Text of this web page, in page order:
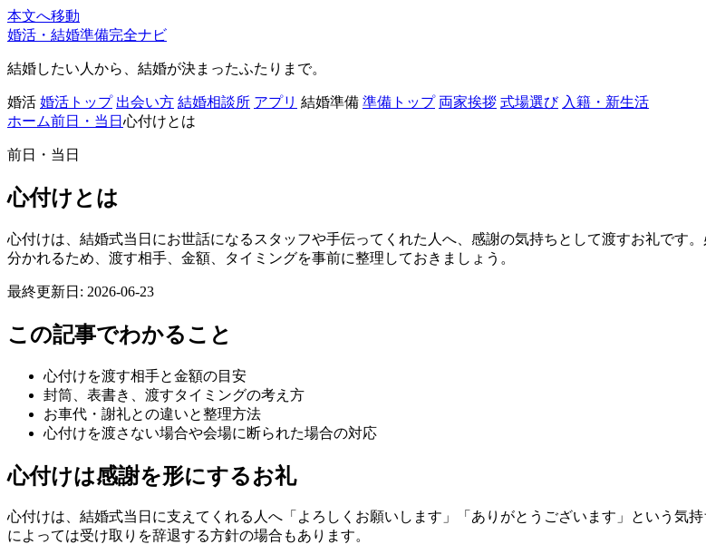
本文へ移動
婚活・結婚準備完全ナビ
結婚したい人から、結婚が決まったふたりまで。
婚活 婚活トップ 出会い方 結婚相談所 アプリ 結婚準備 準備トップ 両家挨拶 式場選び 入籍・新生活
ホーム前日・当日 心付けとは
前日・当日
心付けとは
心付けは、結婚式当日にお世話になるスタッフや手伝ってくれた人へ、感謝の気持ちとして渡すお礼です
分かれるため、渡す相手、金額、タイミングを事前に整理しておきましょう。
最終更新日: 2026-06-23
この記事でわかること
心付けを渡す相手と金額の目安
封筒、表書き、渡すタイミングの考え方
お車代・謝礼との違いと整理方法
心付けを渡さない場合や会場に断られた場合の対応
心付けは感謝を形にするお礼
心付けは、結婚式当日に支えてくれる人へ「よろしくお願いします」「ありがとうございます」という気
によっては受け取りを辞退する方針の場合もあります。